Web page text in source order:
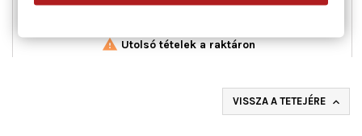
Utolsó tételek a raktáron
VISSZA A TETEJÉRE 